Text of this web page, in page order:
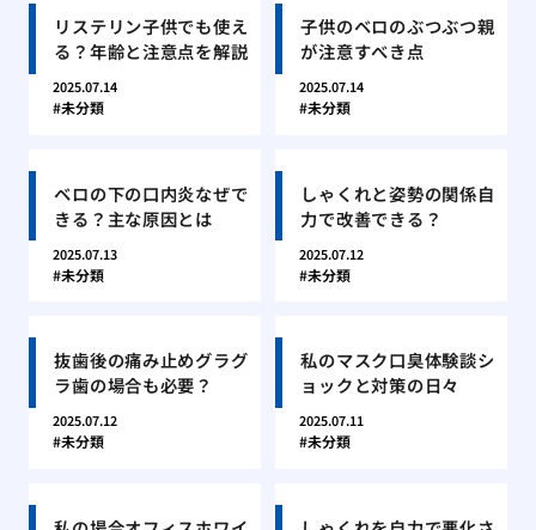
リステリン子供でも使え
る？年齢と注意点を解説
2025.07.14
未分類
子供のベロのぶつぶつ親
が注意すべき点
2025.07.14
未分類
ベロの下の口内炎なぜで
きる？主な原因とは
2025.07.13
未分類
しゃくれと姿勢の関係自
力で改善できる？
2025.07.12
未分類
抜歯後の痛み止めグラグ
ラ歯の場合も必要？
2025.07.12
未分類
私のマスク口臭体験談シ
ョックと対策の日々
2025.07.11
未分類